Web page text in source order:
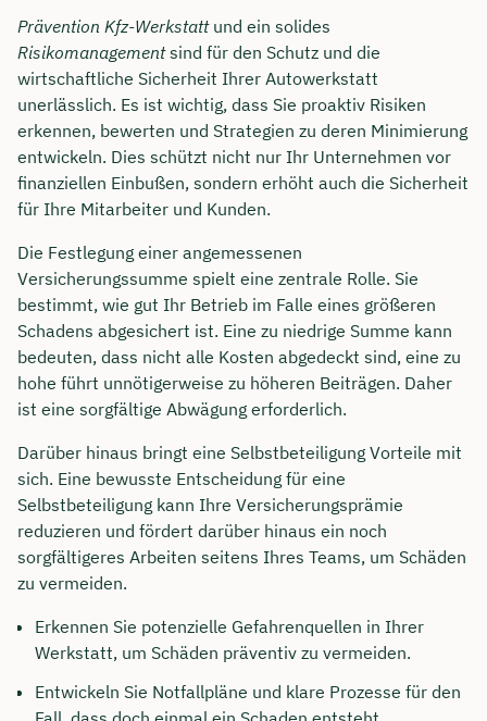
Prävention Kfz-Werkstattund ein solides
Risikomanagementsind für den Schutz und die
wirtschaftliche Sicherheit Ihrer Autowerkstatt
unerlässlich. Es ist wichtig, dass Sie proaktiv Risiken
erkennen, bewerten und Strategien zu deren Minimierung
entwickeln. Dies schützt nicht nur Ihr Unternehmen vor
finanziellen Einbußen, sondern erhöht auch die Sicherheit
für Ihre Mitarbeiter und Kunden.
Die Festlegung einer angemessenen
Versicherungssumme spielt eine zentrale Rolle. Sie
bestimmt, wie gut Ihr Betrieb im Falle eines größeren
Schadens abgesichert ist. Eine zu niedrige Summe kann
bedeuten, dass nicht alle Kosten abgedeckt sind, eine zu
hohe führt unnötigerweise zu höheren Beiträgen. Daher
ist eine sorgfältige Abwägung erforderlich.
Darüber hinaus bringt eine Selbstbeteiligung Vorteile mit
sich. Eine bewusste Entscheidung für eine
Selbstbeteiligung kann Ihre Versicherungsprämie
reduzieren und fördert darüber hinaus ein noch
sorgfältigeres Arbeiten seitens Ihres Teams, um Schäden
zu vermeiden.
Erkennen Sie potenzielle Gefahrenquellen in Ihrer
Werkstatt, um Schäden präventiv zu vermeiden.
Entwickeln Sie Notfallpläne und klare Prozesse für den